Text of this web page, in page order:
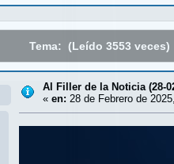
Tema: (Leído 3553 veces)
Al Filler de la Noticia (28-
« en: 28 de Febrero de